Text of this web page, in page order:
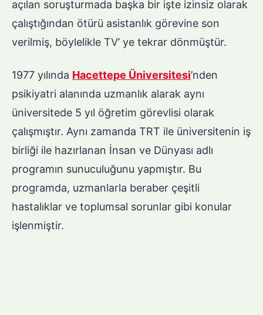
açılan soruşturmada başka bir işte izinsiz olarak
çalıştığından ötürü asistanlık görevine son
verilmiş, böylelikle TV’ ye tekrar dönmüştür.
1977 yılında Hacettepe Üniversitesi’nden
psikiyatri alanında uzmanlık alarak aynı
üniversitede 5 yıl öğretim görevlisi olarak
çalışmıştır. Aynı zamanda TRT ile üniversitenin iş
birliği ile hazırlanan İnsan ve Dünyası adlı
programın sunuculuğunu yapmıştır. Bu
programda, uzmanlarla beraber çeşitli
hastalıklar ve toplumsal sorunlar gibi konular
işlenmiştir.